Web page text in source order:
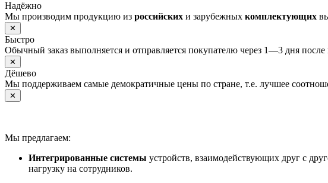
Надёжно
Мы производим продукцию из российских и зарубежных комплектующих
✕
Быстро
Обычный заказ выполняется и отправляется покупателю через 1—3 дня после
✕
Дёшево
Мы поддерживаем самые демократичные цены по стране, т.е. лучшее
✕
Мы предлагаем:
Интегрированные системы устройств, взаимодействующих друг с
нагрузку на сотрудников.